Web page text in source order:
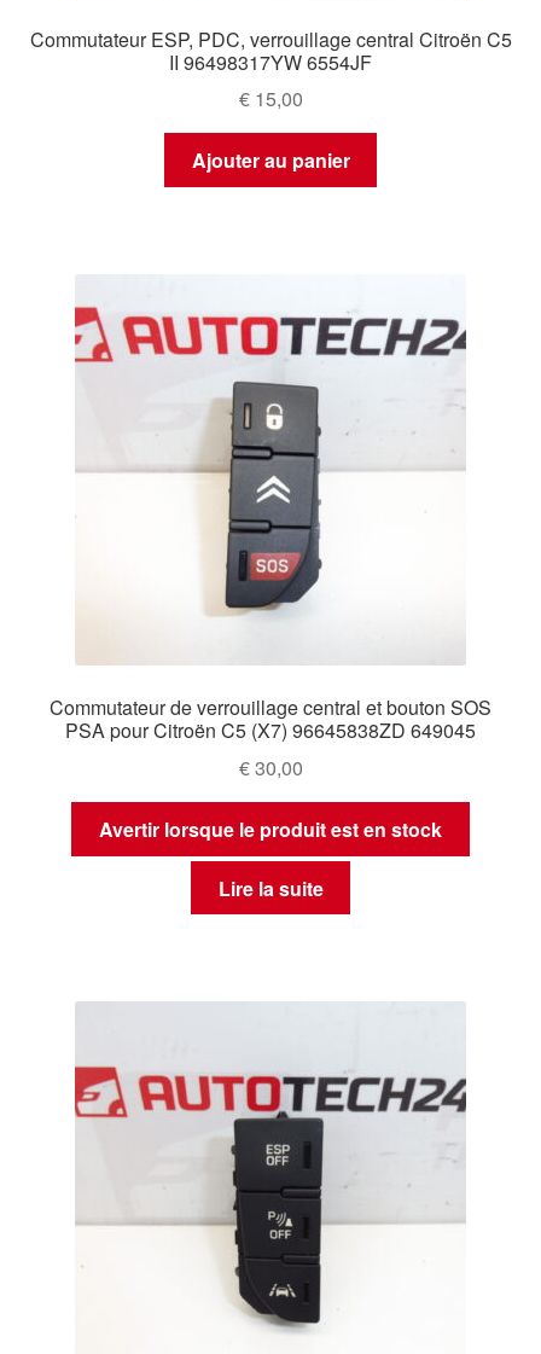
Commutateur ESP, PDC, verrouillage central Citroën C5
II 96498317YW 6554JF
€15,00
Ajouter au panier
Commutateur de verrouillage central et bouton SOS
PSA pour Citroën C5 (X7) 96645838ZD 649045
€30,00
Avertir lorsque le produit est en stock
Lire la suite